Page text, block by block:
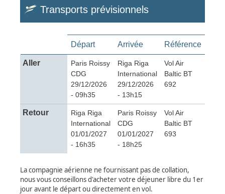
Transports prévisionnels
Départ Arrivée Référence
Aller
Paris Roissy
CDG
29/12/2026
- 09h35
Riga Riga
International
29/12/2026
- 13h15
Vol Air
Baltic BT
692
Retour
Riga Riga
International
01/01/2027
- 16h35
Paris Roissy
CDG
01/01/2027
- 18h25
Vol Air
Baltic BT
693
La compagnie aérienne ne fournissant pas de collation,
nous vous conseillons d'acheter votre déjeuner libre du 1er
jour avant le départ ou directement en vol.